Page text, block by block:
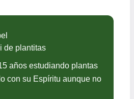
de plantitas
años estudiando plantas
con su Espíritu aunque no